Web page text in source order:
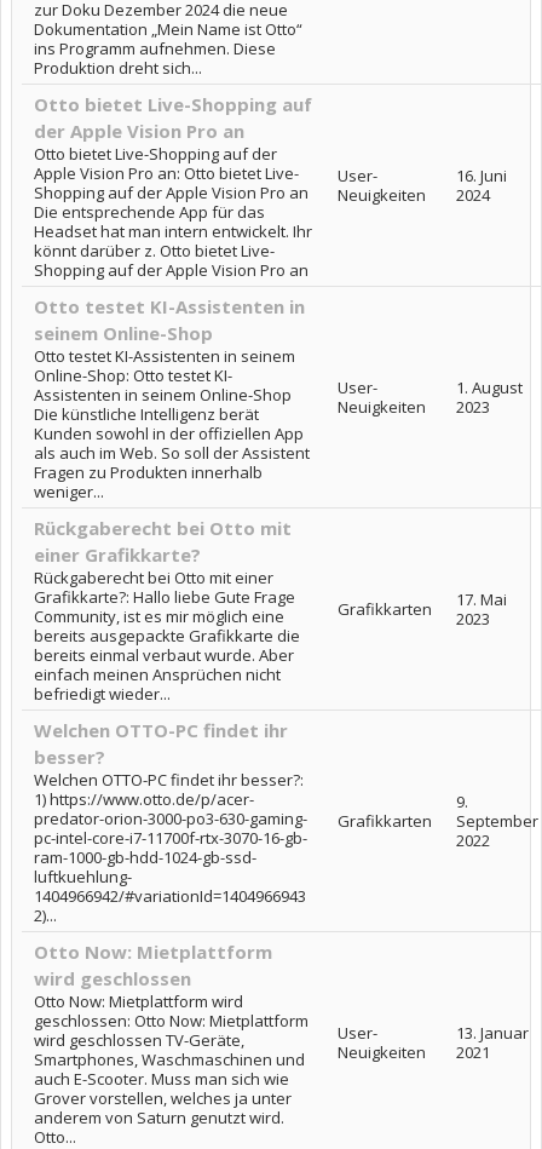
zur Doku Dezember 2024 die neue
Dokumentation „Mein Name ist Otto“
ins Programm aufnehmen. Diese
Produktion dreht sich...
Otto bietet Live-Shopping auf
der Apple Vision Pro an
Otto bietet Live-Shopping auf der
Apple Vision Pro an: Otto bietet Live-
Shopping auf der Apple Vision Pro an
Die entsprechende App für das
Headset hat man intern entwickelt. Ihr
könnt darüber z. Otto bietet Live-
Shopping auf der Apple Vision Pro an
User-
Neuigkeiten
16. Juni
2024
Otto testet KI-Assistenten in
seinem Online-Shop
Otto testet KI-Assistenten in seinem
Online-Shop: Otto testet KI-
Assistenten in seinem Online-Shop
Die künstliche Intelligenz berät
Kunden sowohl in der offiziellen App
als auch im Web. So soll der Assistent
Fragen zu Produkten innerhalb
weniger...
User-
Neuigkeiten
1. August
2023
Rückgaberecht bei Otto mit
einer Grafikkarte?
Rückgaberecht bei Otto mit einer
Grafikkarte?: Hallo liebe Gute Frage
Community, ist es mir möglich eine
bereits ausgepackte Grafikkarte die
bereits einmal verbaut wurde. Aber
einfach meinen Ansprüchen nicht
befriedigt wieder...
Grafikkarten
17. Mai
2023
Welchen OTTO-PC findet ihr
besser?
Welchen OTTO-PC findet ihr besser?:
1) https://www.otto.de/p/acer-
predator-orion-3000-po3-630-gaming-
pc-intel-core-i7-11700f-rtx-3070-16-gb-
ram-1000-gb-hdd-1024-gb-ssd-
luftkuehlung-
1404966942/#variationId=1404966943
2)...
Grafikkarten
9.
September
2022
Otto Now: Mietplattform
wird geschlossen
Otto Now: Mietplattform wird
geschlossen: Otto Now: Mietplattform
wird geschlossen TV-Geräte,
Smartphones, Waschmaschinen und
auch E-Scooter. Muss man sich wie
Grover vorstellen, welches ja unter
anderem von Saturn genutzt wird.
Otto...
User-
Neuigkeiten
13. Januar
2021